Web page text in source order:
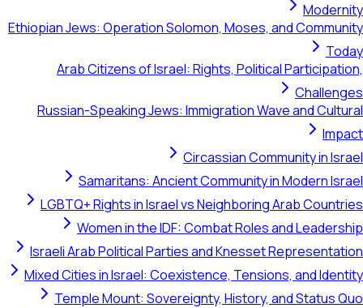
Modernity
Ethiopian Jews: Operation Solomon, Moses, and Community
Today
Arab Citizens of Israel: Rights, Political Participation,
Challenges
Russian-Speaking Jews: Immigration Wave and Cultural
Impact
Circassian Community in Israel
Samaritans: Ancient Community in Modern Israel
LGBTQ+ Rights in Israel vs Neighboring Arab Countries
Women in the IDF: Combat Roles and Leadership
Israeli Arab Political Parties and Knesset Representation
Mixed Cities in Israel: Coexistence, Tensions, and Identity
Temple Mount: Sovereignty, History, and Status Quo